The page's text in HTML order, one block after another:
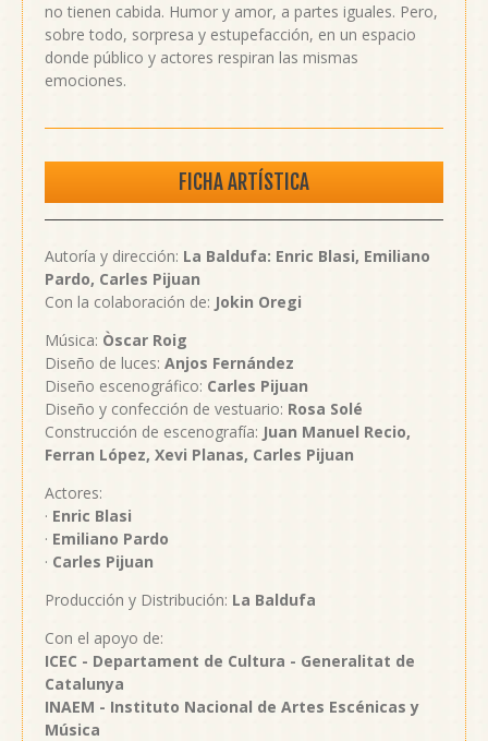
no tienen cabida. Humor y amor, a partes iguales. Pero,
sobre todo, sorpresa y estupefacción, en un espacio
donde público y actores respiran las mismas
emociones.
FICHA ARTÍSTICA
Autoría y dirección: La Baldufa: Enric Blasi, Emiliano
Pardo, Carles Pijuan
Con la colaboración de: Jokin Oregi
Música: Òscar Roig
Diseño de luces: Anjos Fernández
Diseño escenográfico: Carles Pijuan
Diseño y confección de vestuario: Rosa Solé
Construcción de escenografía: Juan Manuel Recio,
Ferran López, Xevi Planas, Carles Pijuan
Actores:
· Enric Blasi
· Emiliano Pardo
· Carles Pijuan
Producción y Distribución: La Baldufa
Con el apoyo de:
ICEC - Departament de Cultura - Generalitat de
Catalunya
INAEM - Instituto Nacional de Artes Escénicas y
Música